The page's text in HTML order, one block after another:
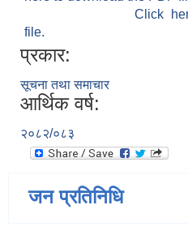
Click
file.
प्रकार:
सूचना तथा समाचार
आर्थिक वर्ष:
२०८२/०८३
जन प्रतिनिधि